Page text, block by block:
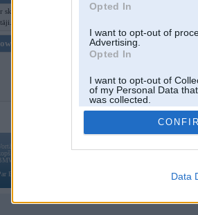
Opted In
I want to opt-out of
Advertising.
Opted In
I want to opt-out of
of my Personal Data
was collected.
Opted Out
Data
skatās 96 viesi
BMWPower.lv darbojas
2002. gada 14. maija. Tas nav auto klubs un nav saistīts ar
AG.
BMWPower